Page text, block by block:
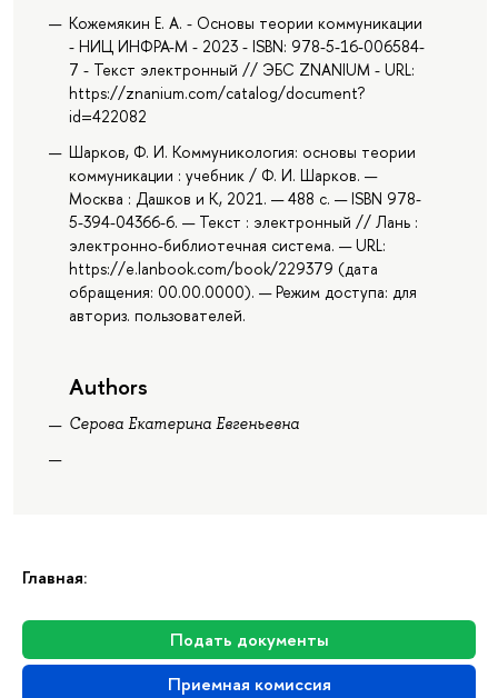
Главная:
Подать документы
Приемная комиссия
Кожемякин Е. А. - Основы теории коммуникации
- НИЦ ИНФРА-М - 2023 - ISBN: 978-5-16-006584-
7 - Текст электронный // ЭБС ZNANIUM - URL:
https://znanium.com/catalog/document?
id=422082
Шарков, Ф. И. Коммуникология: основы теории
коммуникации : учебник / Ф. И. Шарков. —
Москва : Дашков и К, 2021. — 488 с. — ISBN 978-
5-394-04366-6. — Текст : электронный // Лань :
электронно-библиотечная система. — URL:
https://e.lanbook.com/book/229379 (дата
обращения: 00.00.0000). — Режим доступа: для
авториз. пользователей.
Authors
Серова Екатерина Евгеньевна